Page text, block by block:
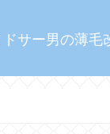
サー男の薄毛